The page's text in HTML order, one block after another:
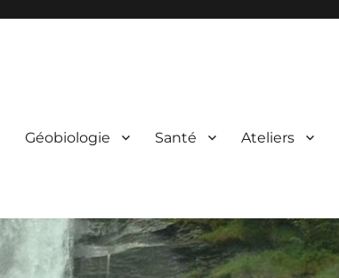
Géobiologie Santé Ateliers